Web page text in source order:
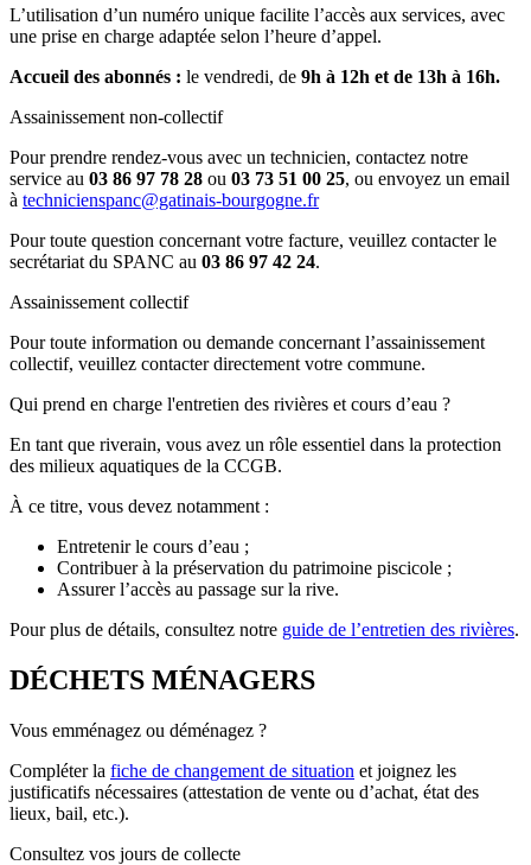
L’utilisation d’un numéro unique facilite l’accès aux services, avec
une prise en charge adaptée selon l’heure d’appel.
Accueil des abonnés : le vendredi, de 9h à 12h et de 13h à 16h.
Assainissement non-collectif
Pour prendre rendez-vous avec un technicien, contactez notre
service au 03 86 97 78 28 ou 03 73 51 00 25, ou envoyez un email
à technicienspanc@gatinais-bourgogne.fr
Pour toute question concernant votre facture, veuillez contacter le
secrétariat du SPANC au 03 86 97 42 24.
Assainissement collectif
Pour toute information ou demande concernant l’assainissement
collectif, veuillez contacter directement votre commune.
Qui prend en charge l'entretien des rivières et cours d’eau ?
En tant que riverain, vous avez un rôle essentiel dans la protection
des milieux aquatiques de la CCGB.
À ce titre, vous devez notamment :
Entretenir le cours d’eau ;
Contribuer à la préservation du patrimoine piscicole ;
Assurer l’accès au passage sur la rive.
Pour plus de détails, consultez notre guide de l’entretien des rivières.
DÉCHETS MÉNAGERS
Vous emménagez ou déménagez ?
Compléter la fiche de changement de situation et joignez les
justificatifs nécessaires (attestation de vente ou d’achat, état des
lieux, bail, etc.).
Consultez vos jours de collecte